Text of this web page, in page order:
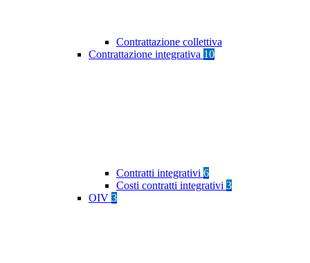
Contrattazione collettiva
Contrattazione integrativa 10
Contratti integrativi 6
Costi contratti integrativi 3
OIV 3